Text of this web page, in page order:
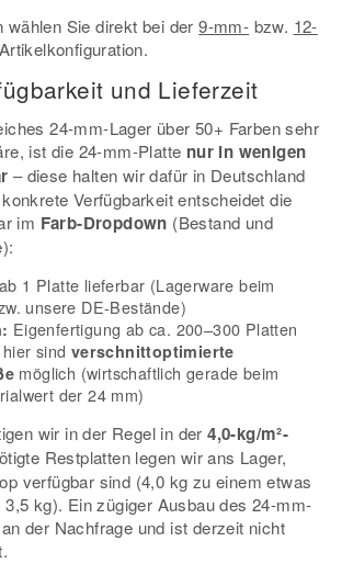
wählen Sie direkt bei der9-mm- bzw. 12-
und Lieferzeit
24-mm-Lager über 50+ Farben sehr
ist die 24-mm-Platte nur in wenigen
– diese halten wir dafür in Deutschland
Verfügbarkeit entscheidet die
im Farb-Dropdown (Bestand und
ab 1 Platte lieferbar (Lagerware beim
unsere DE-Bestände)
Eigenfertigung ab ca. 200–300 Platten
sind verschnittoptimierte
möglich (wirtschaftlich gerade beim
der 24 mm)
wir in der Regel in der4,0-kg/m²-
Restplatten legen wir ans Lager,
verfügbar sind (4,0 kg zu einem etwas
kg). Ein zügiger Ausbau des 24-mm-
der Nachfrage und ist derzeit nicht